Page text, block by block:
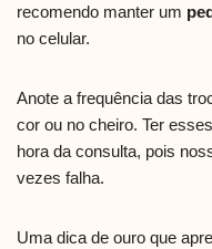
recomendo manter um
no celular.
Anote a frequência das
cor ou no cheiro. Ter
hora da consulta, pois
vezes falha.
Uma dica de ouro que